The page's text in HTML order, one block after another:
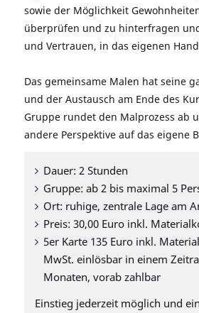
sowie der Möglichkeit
überprüfen und zu hinterfragen
und Vertrauen, in das eigenen
Das gemeinsame Malen hat seine
und der Austausch am Ende des
Gruppe rundet den Malprozess ab
andere Perspektive auf das eigene
Dauer: 2 Stunden
Gruppe: ab 2 bis maximal 5
Ort: ruhige, zentrale Lage am
Preis: 30,00 Euro inkl.
5er Karte 135 Euro inkl.
MwSt. einlösbar in einem
Monaten, vorab zahlbar
Einstieg jederzeit möglich und